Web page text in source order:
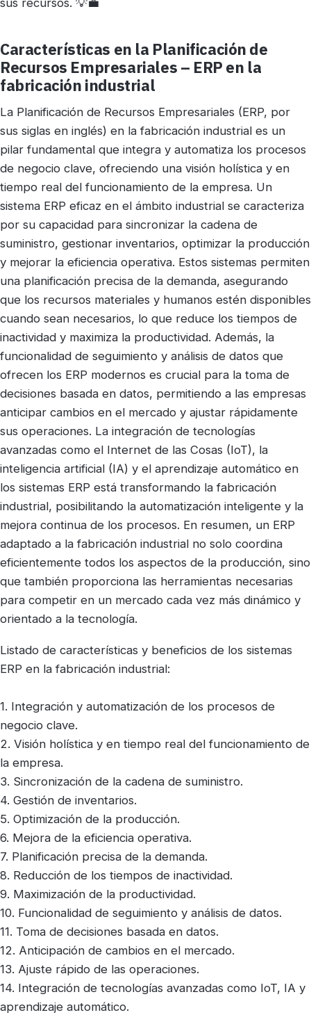
sus recursos. 💡💼
Características en la Planificación de
Recursos Empresariales – ERP en la
fabricación industrial
La Planificación de Recursos Empresariales (ERP, por
sus siglas en inglés) en la fabricación industrial es un
pilar fundamental que integra y automatiza los procesos
de negocio clave, ofreciendo una visión holística y en
tiempo real del funcionamiento de la empresa. Un
sistema ERP eficaz en el ámbito industrial se caracteriza
por su capacidad para sincronizar la cadena de
suministro, gestionar inventarios, optimizar la producción
y mejorar la eficiencia operativa. Estos sistemas permiten
una planificación precisa de la demanda, asegurando
que los recursos materiales y humanos estén disponibles
cuando sean necesarios, lo que reduce los tiempos de
inactividad y maximiza la productividad. Además, la
funcionalidad de seguimiento y análisis de datos que
ofrecen los ERP modernos es crucial para la toma de
decisiones basada en datos, permitiendo a las empresas
anticipar cambios en el mercado y ajustar rápidamente
sus operaciones. La integración de tecnologías
avanzadas como el Internet de las Cosas (IoT), la
inteligencia artificial (IA) y el aprendizaje automático en
los sistemas ERP está transformando la fabricación
industrial, posibilitando la automatización inteligente y la
mejora continua de los procesos. En resumen, un ERP
adaptado a la fabricación industrial no solo coordina
eficientemente todos los aspectos de la producción, sino
que también proporciona las herramientas necesarias
para competir en un mercado cada vez más dinámico y
orientado a la tecnología.
Listado de características y beneficios de los sistemas
ERP en la fabricación industrial:
1. Integración y automatización de los procesos de
negocio clave.
2. Visión holística y en tiempo real del funcionamiento de
la empresa.
3. Sincronización de la cadena de suministro.
4. Gestión de inventarios.
5. Optimización de la producción.
6. Mejora de la eficiencia operativa.
7. Planificación precisa de la demanda.
8. Reducción de los tiempos de inactividad.
9. Maximización de la productividad.
10. Funcionalidad de seguimiento y análisis de datos.
11. Toma de decisiones basada en datos.
12. Anticipación de cambios en el mercado.
13. Ajuste rápido de las operaciones.
14. Integración de tecnologías avanzadas como IoT, IA y
aprendizaje automático.